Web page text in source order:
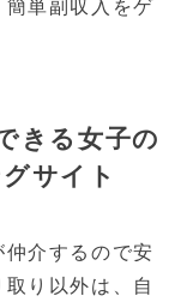
簡単副収入をゲ
きる女子の
サイト
介するので安
り以外は、自